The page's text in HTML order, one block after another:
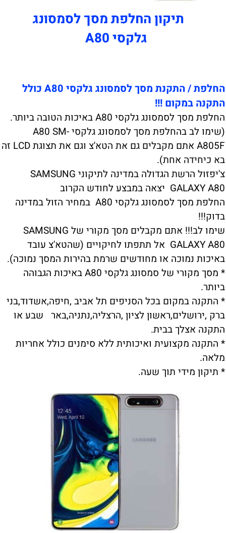
תיקון החלפת מסך לסמסונג
גלקסי A80
החלפת / התקנת מסך לסמסונג גלקסי A80 כולל
התקנה במקום !!!
החלפת מסך לסמסונג גלקסי A80 באיכות הטובה ביותר.
(שימו לב בהחלפת מסך לסמסונג גלקסי A80 SM-
A805F אתם מקבלים גם את הטא'צ וגם את תצוגת LCD זה
בא כיחידה אחת).
צ'יפזול הרשת הגדולה במדינה לתיקוני SAMSUNG
GALAXY A80 יצאה במבצע לחודש הקרוב
החלפת מסך לסמסונג גלקסי A80 במחיר הזול במדינה
בדוק!!!
שימו לב!!! אתם מקבלים מסך מקורי של SAMSUNG
GALAXY A80 אל תתפתו לחיקויים (שהטא'צ עובד
באיכות נמוכה או מחודשים שרמת בהירות המסך נמוכה).
* מסך מקורי של סמסונג גלקסי A80 באיכות הגבוהה
ביותר.
* התקנה במקום בכל הסניפים תל אביב ,חיפה,אשדוד,בני
ברק ,ירושלים,ראשון לציון ,הרצליה,נתניה,באר שבע או
התקנה אצלך בבית.
* התקנה מקצועית ואיכותית ללא סימנים כולל אחריות
מלאה.
* תיקון מידי תוך שעה.